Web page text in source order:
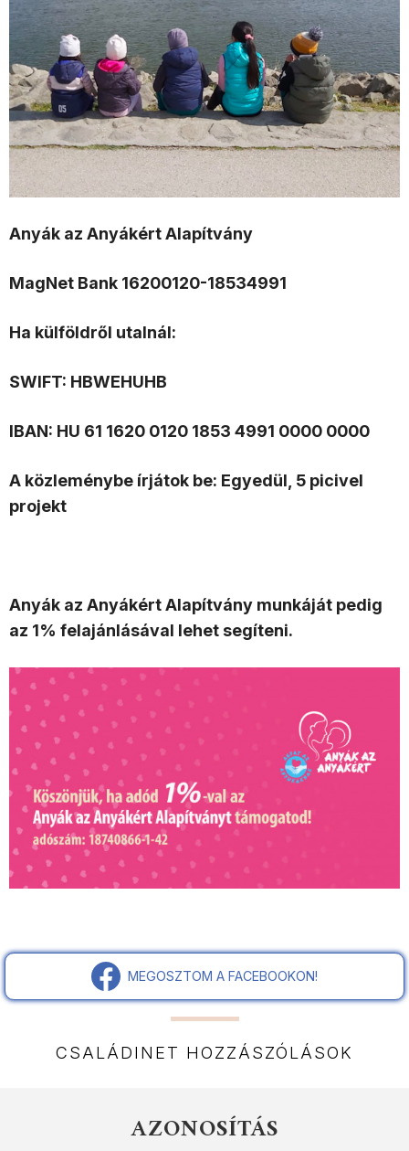
Anyák az Anyákért Alapítvány
MagNet Bank 16200120-18534991
Ha külföldről utalnál:
SWIFT: HBWEHUHB
IBAN: HU 61 1620 0120 1853 4991 0000 0000
A közleménybe írjátok be: Egyedül, 5 picivel
projekt
Anyák az Anyákért Alapítvány munkáját pedig
az 1% felajánlásával lehet segíteni.
MEGOSZTOM A FACEBOOKON!
CSALÁDINET HOZZÁSZÓLÁSOK
AZONOSÍTÁS